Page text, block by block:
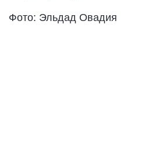
Фото: Эльдад Овадия